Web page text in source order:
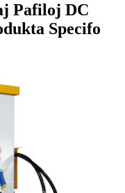
Pafiloj DC
Specifo